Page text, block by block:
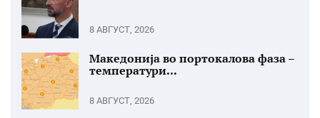
8 АВГУСТ, 2026
Македонија во портокалова фаза –
температури...
8 АВГУСТ, 2026